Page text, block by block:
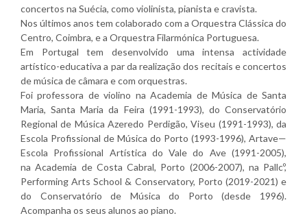
concertos na Suécia, como violinista, pianista e cravista.
Nos últimos anos tem colaborado com a Orquestra Clássica do
Centro, Coimbra, e a Orquestra Filarmónica Portuguesa.
Em Portugal tem desenvolvido uma intensa actividade
artístico-educativa a par da realização dos recitais e concertos
de música de câmara e com orquestras.
Foi professora de violino na Academia de Música de Santa
Maria, Santa Maria da Feira (1991-1993), do Conservatório
Regional de Música Azeredo Perdigão, Viseu (1991-1993), da
Escola Profissional de Música do Porto (1993-1996), Artave—
Escola Profissional Artística do Vale do Ave (1991-2005),
na Academia de Costa Cabral, Porto (2006-2007), na Pallcº,
Performing Arts School & Conservatory, Porto (2019-2021) e
do Conservatório de Música do Porto (desde 1996).
Acompanha os seus alunos ao piano.